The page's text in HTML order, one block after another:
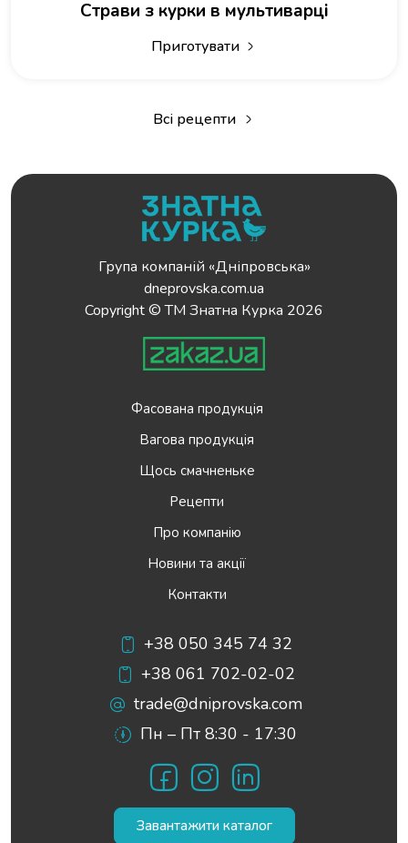
Страви з курки в мультиварці
Приготувати
Всі рецепти
Група компаній «Дніпровська»
dneprovska.com.ua
Copyright © ТМ Знатна Курка 2026
Фасована продукція
Вагова продукція
Щось смачненьке
Рецепти
Про компанію
Новини та акції
Контакти
+38 050 345 74 32
+38 061 702-02-02
trade@dniprovska.com
Пн – Пт 8:30 - 17:30
Facebook
Instagram
LinkedIn
Завантажити каталог